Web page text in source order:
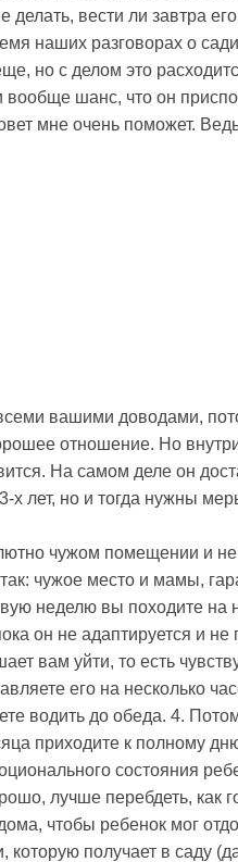
вести ли завтра его
наших разговорах о
но с делом это
шанс, что он
мне очень поможет.
вашими доводами,
отношение. Но
На самом деле он
х лет, но и тогда нужны
чужом помещении и
чужое место и мамы,
неделю вы походите на
он не адаптируется и не
вам уйти, то есть
его на несколько
водить до обеда. 4.
приходите к полному
состояния
лучше перебдеть, как
чтобы ребенок мог
получает в саду